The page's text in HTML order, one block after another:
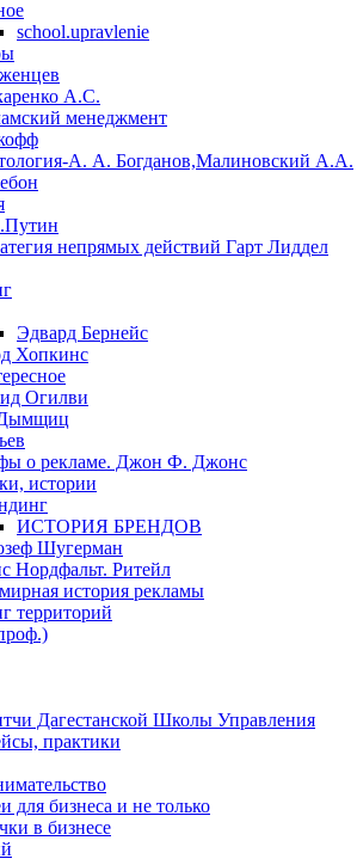
school.upravlenie
А.С.
менеджмент
А. А. Богданов,Малиновский А.А.
непрямых действий Гарт Лиддел
Эдвард Бернейс
Хопкинс
Огилви
о рекламе. Джон Ф. Джонс
истории
ИСТОРИЯ БРЕНДОВ
Шугерман
Нордфальт. Ритейл
история рекламы
территорий
Дагестанской Школы Управления
практики
для бизнеса и не только
в бизнесе